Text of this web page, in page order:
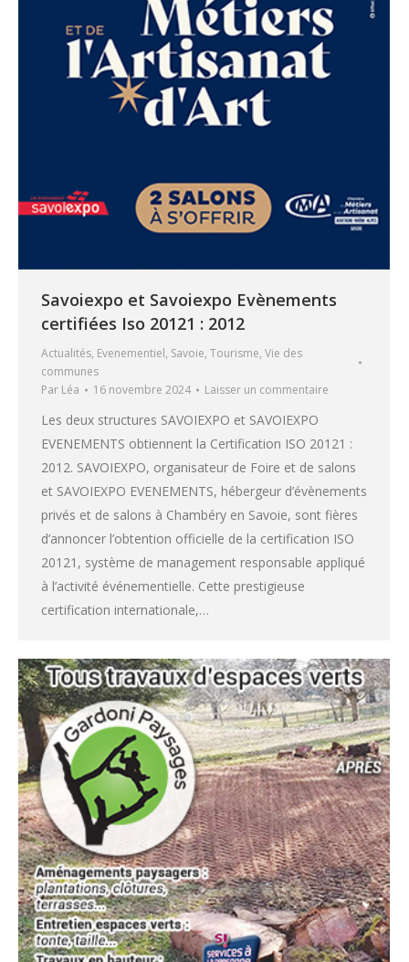
Savoiexpo et Savoiexpo Evènements
certifiées Iso 20121 : 2012
Actualités, Evenementiel, Savoie, Tourisme, Vie des
communes
Par Léa 16 novembre 2024 Laisser un commentaire
Les deux structures SAVOIEXPO et SAVOIEXPO
EVENEMENTS obtiennent la Certification ISO 20121 :
2012. SAVOIEXPO, organisateur de Foire et de salons
et SAVOIEXPO EVENEMENTS, hébergeur d’évènements
privés et de salons à Chambéry en Savoie, sont fières
d’annoncer l’obtention officielle de la certification ISO
20121, système de management responsable appliqué
à l’activité événementielle. Cette prestigieuse
certification internationale,…